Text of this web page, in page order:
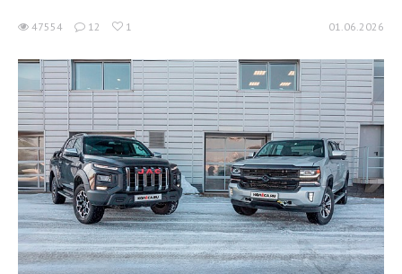
47554 12 1 01.06.2026